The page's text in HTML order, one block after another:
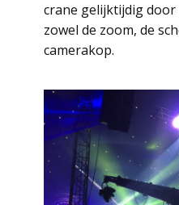
crane gelijktijdig
zowel de zoom, de
camerakop.